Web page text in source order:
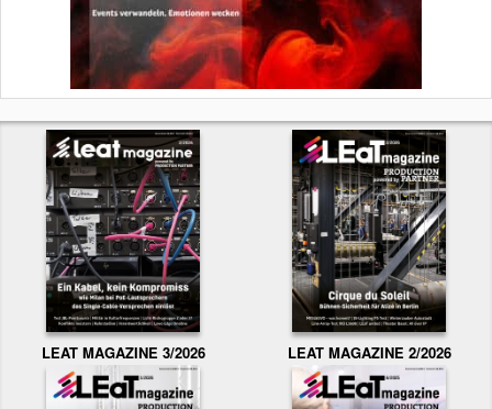
LEAT MAGAZINE 3/2026 LEAT MAGAZINE 2/2026